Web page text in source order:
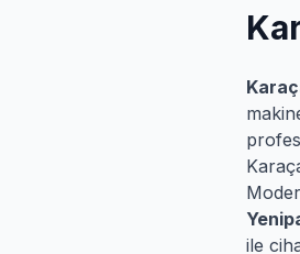
ile